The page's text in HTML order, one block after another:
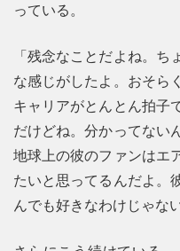
っている。
「残念なことだよね。
な感じがしたよ。おそら
キャリアがとんとん拍子
だけどね。分かってない
地球上の彼のファンはエ
たいと思ってるんだよ。
んでも好きなわけじゃな